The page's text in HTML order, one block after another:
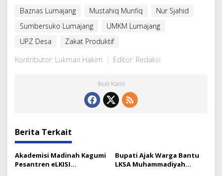
Baznas Lumajang Mustahiq Munfiq
Nur Sjahid
Sumbersuko Lumajang
UMKM Lumajang
UPZ Desa
Zakat Produktif
Kontributor: Lukman Hakim
Editor: Redaksi
Ikuti Kami
Berita Terkait
Akademisi Madinah Kagumi
Pesantren eLKISI
Bupati Ajak Warga Bantu
LKSA Muhammadiyah